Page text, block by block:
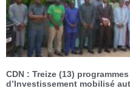
CDN : Treize (13)
d’Investissement mobilisé